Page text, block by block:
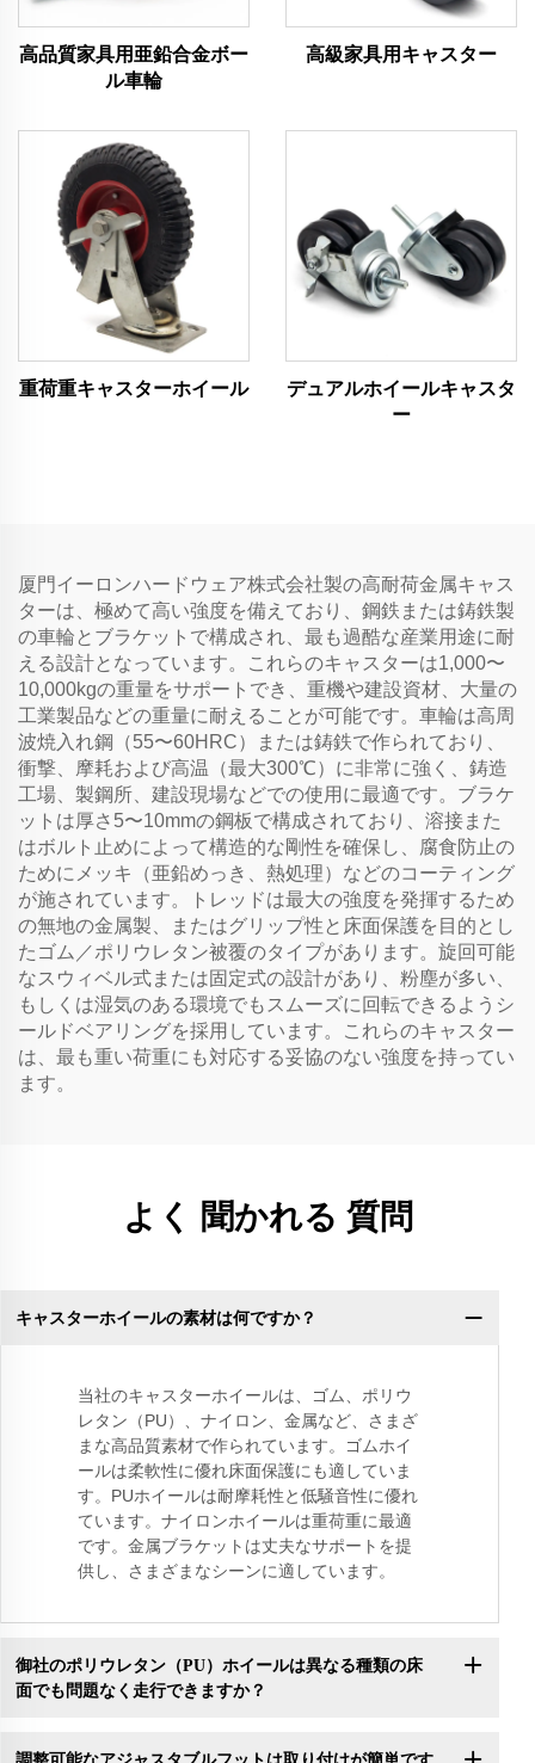
高品質家具用亜鉛合金ボー
ル車輪
高級家具用キャスター
重荷重キャスターホイール
デュアルホイールキャスタ
ー
厦門イーロンハードウェア株式会社製の高耐荷金属キャス
ターは、極めて高い強度を備えており、鋼鉄または鋳鉄製
の車輪とブラケットで構成され、最も過酷な産業用途に耐
える設計となっています。これらのキャスターは1,000〜
10,000kgの重量をサポートでき、重機や建設資材、大量の
工業製品などの重量に耐えることが可能です。車輪は高周
波焼入れ鋼（55〜60HRC）または鋳鉄で作られており、
衝撃、摩耗および高温（最大300℃）に非常に強く、鋳造
工場、製鋼所、建設現場などでの使用に最適です。ブラケ
ットは厚さ5〜10mmの鋼板で構成されており、溶接また
はボルト止めによって構造的な剛性を確保し、腐食防止の
ためにメッキ（亜鉛めっき、熱処理）などのコーティング
が施されています。トレッドは最大の強度を発揮するため
の無地の金属製、またはグリップ性と床面保護を目的とし
たゴム／ポリウレタン被覆のタイプがあります。旋回可能
なスウィベル式または固定式の設計があり、粉塵が多い、
もしくは湿気のある環境でもスムーズに回転できるようシ
ールドベアリングを採用しています。これらのキャスター
は、最も重い荷重にも対応する妥協のない強度を持ってい
ます。
よく 聞かれる 質問
キャスターホイールの素材は何ですか？
当社のキャスターホイールは、ゴム、ポリウ
レタン（PU）、ナイロン、金属など、さまざ
まな高品質素材で作られています。ゴムホイ
ールは柔軟性に優れ床面保護にも適していま
す。PUホイールは耐摩耗性と低騒音性に優れ
ています。ナイロンホイールは重荷重に最適
です。金属ブラケットは丈夫なサポートを提
供し、さまざまなシーンに適しています。
御社のポリウレタン（PU）ホイールは異なる種類の床
面でも問題なく走行できますか？